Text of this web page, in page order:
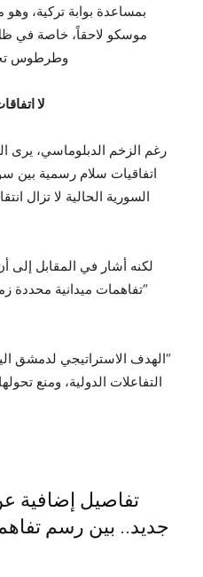
بمساعدة بوابة تركية،
موسكو لاحقاً، خاصة في
وطرطوس
لا
رغم الزخم الدبلوماسي، يرى
اتفاقيات سلام رسمية بين
السورية الحالية لا تزال
لكنه أشار في المقابل إلى
“تفاهمات ميدانية محددة
“الهدف الاستراتيجي لدمشق
التفاعلات الدولية، ومنع
تفاصيل إضافية
جديد.. بين رسم